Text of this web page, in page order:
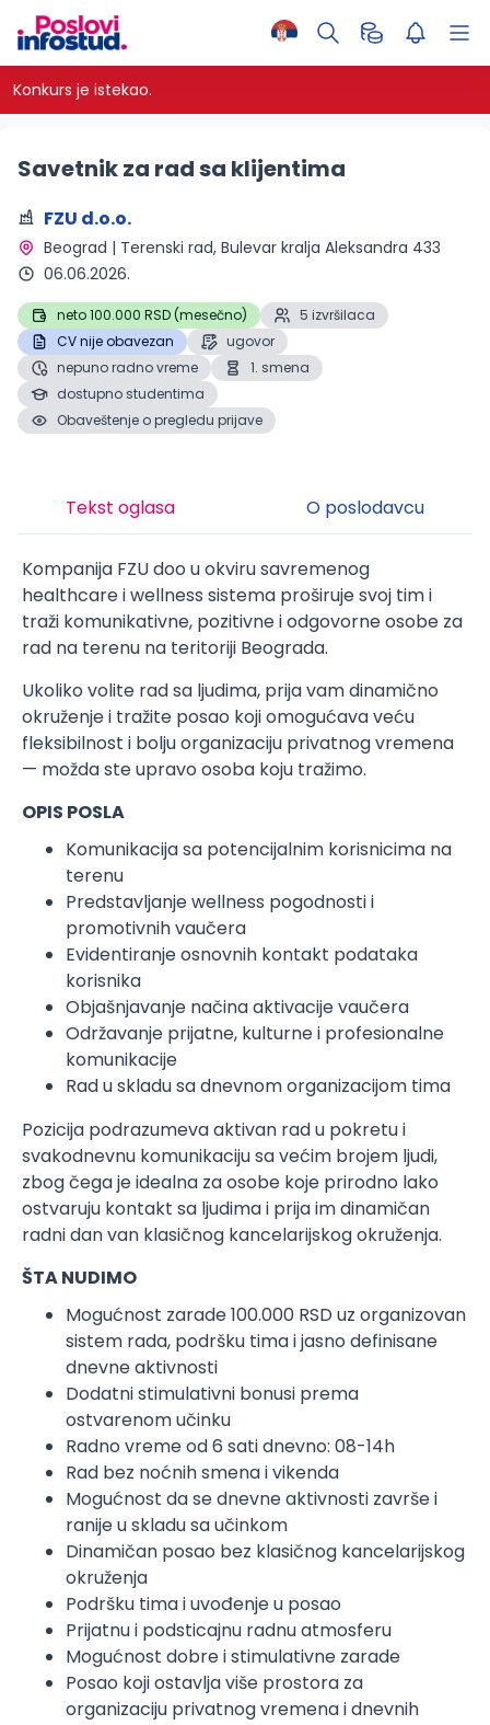
Konkurs je istekao.
Savetnik za rad sa klijentima
FZU d.o.o.
Beograd | Terenski rad, Bulevar kralja Aleksandra 433
06.06.2026.
neto 100.000 RSD (mesečno)
5 izvršilaca
CV nije obavezan
ugovor
nepuno radno vreme
1. smena
dostupno studentima
Obaveštenje o pregledu prijave
Tekst oglasa O poslodavcu
Kompanija FZU doo u okviru savremenog
healthcare i wellness sistema proširuje svoj tim i
traži komunikativne, pozitivne i odgovorne osobe za
rad na terenu na teritoriji Beograda.
Ukoliko volite rad sa ljudima, prija vam dinamično
okruženje i tražite posao koji omogućava veću
fleksibilnost i bolju organizaciju privatnog vremena
— možda ste upravo osoba koju tražimo.
OPIS POSLA
Komunikacija sa potencijalnim korisnicima na
terenu
Predstavljanje wellness pogodnosti i
promotivnih vaučera
Evidentiranje osnovnih kontakt podataka
korisnika
Objašnjavanje načina aktivacije vaučera
Održavanje prijatne, kulturne i profesionalne
komunikacije
Rad u skladu sa dnevnom organizacijom tima
Pozicija podrazumeva aktivan rad u pokretu i
svakodnevnu komunikaciju sa većim brojem ljudi,
zbog čega je idealna za osobe koje prirodno lako
ostvaruju kontakt sa ljudima i prija im dinamičan
radni dan van klasičnog kancelarijskog okruženja.
ŠTA NUDIMO
Mogućnost zarade 100.000 RSD uz organizovan
sistem rada, podršku tima i jasno definisane
dnevne aktivnosti
Dodatni stimulativni bonusi prema
ostvarenom učinku
Radno vreme od 6 sati dnevno: 08-14h
Rad bez noćnih smena i vikenda
Mogućnost da se dnevne aktivnosti završe i
ranije u skladu sa učinkom
Dinamičan posao bez klasičnog kancelarijskog
okruženja
Podršku tima i uvođenje u posao
Prijatnu i podsticajnu radnu atmosferu
Mogućnost dobre i stimulativne zarade
Posao koji ostavlja više prostora za
organizaciju privatnog vremena i dnevnih